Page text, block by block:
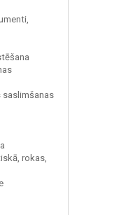
saslimšanas
rokas,